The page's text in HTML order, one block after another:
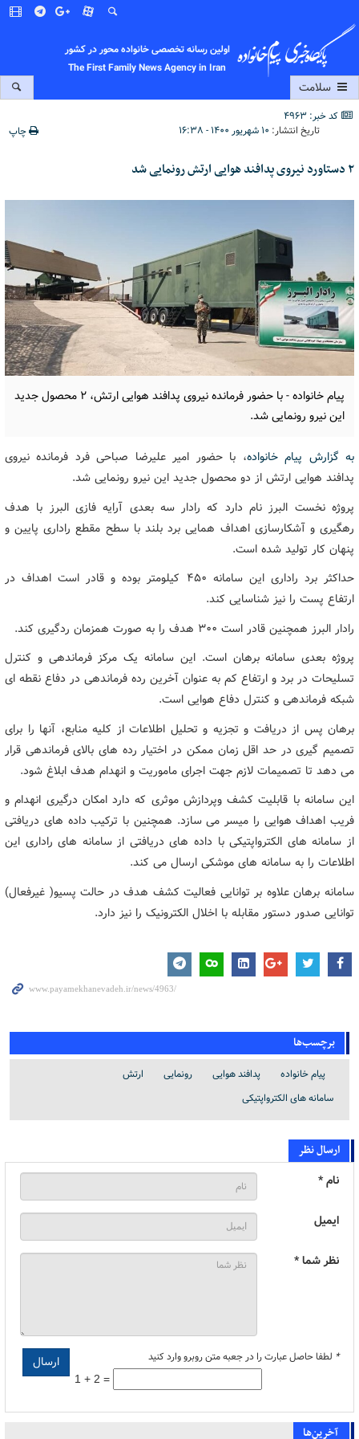
اولین رسانه تخصصی خانواده محور در کشور
The First Family News Agency in Iran
سلامت
کد خبر: 4963
تاریخ انتشار: ۱۰ شهریور ۱۴۰۰ - ۱۶:۳۸ چاپ
۲ دستاورد نیروی پدافند هوایی ارتش رونمایی شد
پیام خانواده - با حضور فرمانده نیروی پدافند هوایی ارتش، ۲ محصول جدید
این نیرو رونمایی شد.
به گزارش پیام خانواده، با حضور امیر علیرضا صباحی فرد فرمانده نیروی
پدافند هوایی ارتش از دو محصول جدید این نیرو رونمایی شد.
پروژه نخست البرز نام دارد که رادار سه بعدی آرایه فازی البرز با هدف
رهگیری و آشکارسازی اهداف همایی برد بلند با سطح مقطع راداری پایین و
پنهان کار تولید شده است.
حداکثر برد راداری این سامانه ۴۵۰ کیلومتر بوده و قادر است اهداف در
ارتفاع پست را نیز شناسایی کند.
رادار البرز همچنین قادر است ۳۰۰ هدف را به صورت همزمان ردگیری کند.
پروژه بعدی سامانه برهان است. این سامانه یک مرکز فرماندهی و کنترل
تسلیحات در برد و ارتفاع کم به عنوان آخرین رده فرماندهی در دفاع نقطه ای
شبکه فرماندهی و کنترل دفاع هوایی است.
برهان پس از دریافت و تجزیه و تحلیل اطلاعات از کلیه منابع، آنها را برای
تصمیم گیری در حد اقل زمان ممکن در اختیار رده های بالای فرماندهی قرار
می دهد تا تصمیمات لازم جهت اجرای ماموریت و انهدام هدف ابلاغ شود.
این سامانه با قابلیت کشف وپردازش موثری که دارد امکان درگیری انهدام و
فریب اهداف هوایی را میسر می سازد. همچنین با ترکیب داده های دریافتی
از سامانه های الکترواپتیکی با داده های دریافتی از سامانه های راداری این
اطلاعات را به سامانه های موشکی ارسال می کند.
سامانه برهان علاوه بر توانایی فعالیت کشف هدف در حالت پسیو( غیرفعال)
توانایی صدور دستور مقابله با اخلال الکترونیک را نیز دارد.
برچسب‌ها
پیام خانواده پدافند هوایی رونمایی
ارتش
سامانه های الکترواپتیکی
ارسال نظر
نام *
ایمیل
نظر شما *
* لطفا حاصل عبارت را در جعبه متن روبرو وارد کنید
1 + 2 =
آخرین‌ها